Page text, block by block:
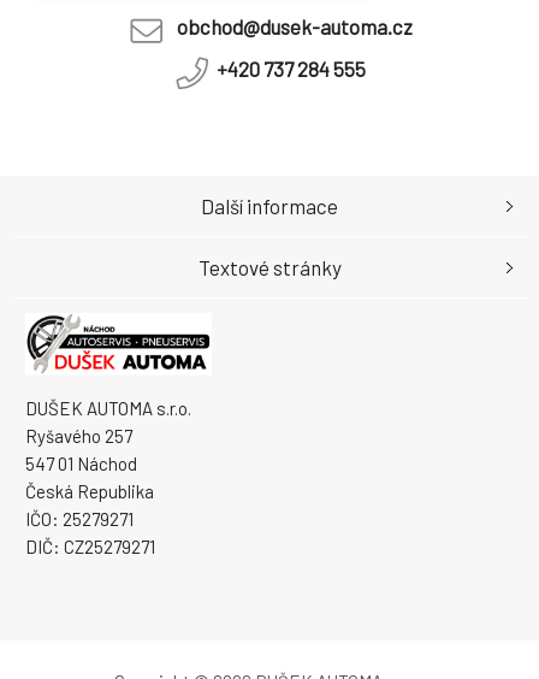
obchod@dusek-automa.cz
+420 737 284 555
DUŠEK AUTOMA s.r.o.
Ryšavého 257
547 01 Náchod
Česká Republika
IČO: 25279271
DIČ: CZ25279271
Další informace
Textové stránky